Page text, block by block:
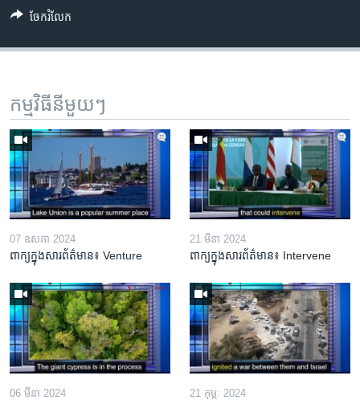
ចែករំលែក
កម្មវិធី​នីមួយៗ
07 ឧសភា 2024
ពាក្យក្នុងសារព័ត៌មាន៖ Venture
21 មីនា 2024
ពាក្យក្នុងសារព័ត៌មាន៖ Intervene
06 មីនា 2024 21 កុម្ភៈ 2024